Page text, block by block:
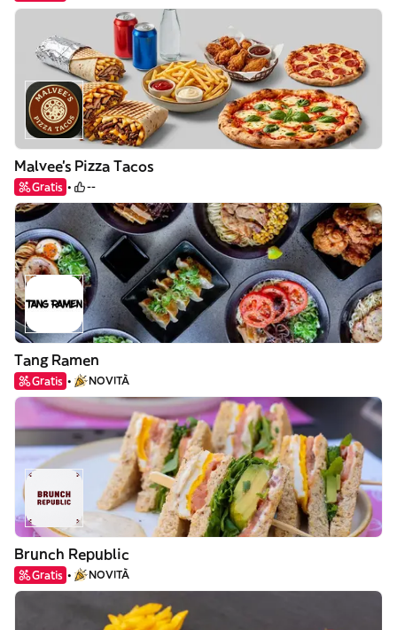
Malvee’s Pizza Tacos
Gratis --
Tang Ramen
Gratis NOVITÀ
Brunch Republic
Gratis NOVITÀ